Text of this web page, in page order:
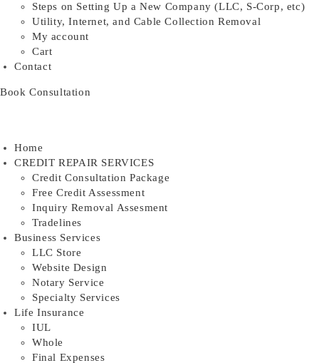
Steps on Setting Up a New Company (LLC, S-Corp, etc)
Utility, Internet, and Cable Collection Removal
My account
Cart
Contact
Book Consultation
Home
CREDIT REPAIR SERVICES
Credit Consultation Package
Free Credit Assessment
Inquiry Removal Assesment
Tradelines
Business Services
LLC Store
Website Design
Notary Service
Specialty Services
Life Insurance
IUL
Whole
Final Expenses